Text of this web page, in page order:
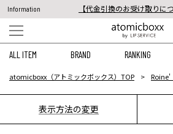
Information
【代金引換のお受け取りに
税込11,000円以上のご注文で
ALL ITEM BRAND RANKING
atomicboxx（アトミックボックス）TOP Roine'
表示方法の変更